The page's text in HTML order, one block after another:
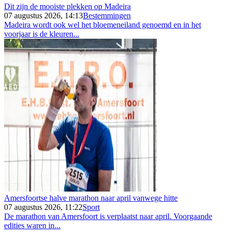
Dit zijn de mooiste plekken op Madeira
07 augustus 2026, 14:13Bestemmingen
Madeira wordt ook wel het bloemeneiland genoemd en in het
voorjaar is de kleuren...
Amersfoortse halve marathon naar april vanwege hitte
07 augustus 2026, 11:22Sport
De marathon van Amersfoort is verplaatst naar april. Voorgaande
edities waren in...